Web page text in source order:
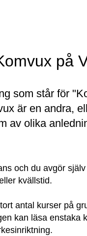
på
som står för
är en andra,
av olika
och du avgör
kvällstid.
antal kurser på
kan läsa enstaka